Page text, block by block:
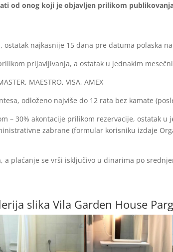
od onog koji je objavljen prilikom
ostatak najkasnije 15 dana pre datuma polaska
prijavljivanja, a ostatak u jednakim
MAESTRO, VISA, AMEX
odloženo najviše do 12 rata bez kamate
– 30% akontacije prilikom rezervacije, ostatak u
zabrane (formular korisniku izdaje
a plaćanje se vrši isključivo u dinarima po
slika Vila Garden House